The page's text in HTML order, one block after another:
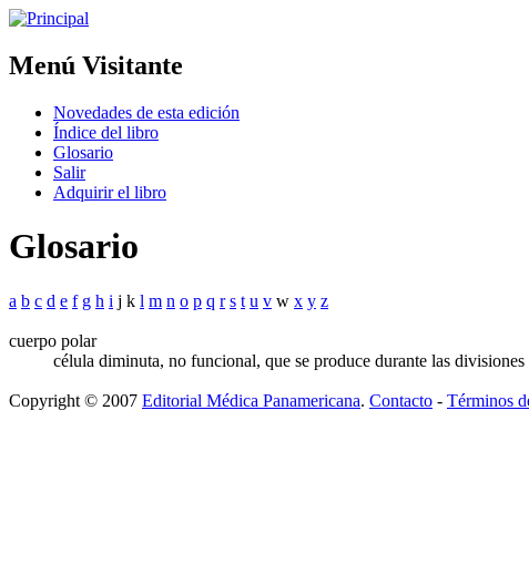
Menú Visitante
Novedades de esta edición
Índice del libro
Glosario
Salir
Adquirir el libro
Glosario
a b c d e f g h i j k l m n o p q r s t u v w x y z
cuerpo polar
célula diminuta, no funcional, que se produce durante las
Copyright © 2007 Editorial Médica Panamericana. Contacto - Términos